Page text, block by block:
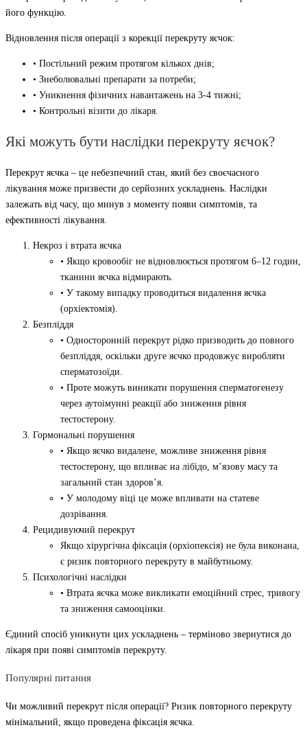
його функцію.
Відновлення після операції з корекції перекруту яєчок:
• Постільний режим протягом кількох днів;
• Знеболювальні препарати за потреби;
• Уникнення фізичних навантажень на 3-4 тижні;
• Контрольні візити до лікаря.
Які можуть бути наслідки перекруту яєчок?
Перекрут яєчка – це небезпечний стан, який без своєчасного
лікування може призвести до серйозних ускладнень. Наслідки
залежать від часу, що минув з моменту появи симптомів, та
ефективності лікування.
Некроз і втрата яєчка
• Якщо кровообіг не відновлюється протягом 6–12 годин,
тканини яєчка відмирають.
• У такому випадку проводиться видалення яєчка
(орхіектомія).
Безпліддя
• Односторонній перекрут рідко призводить до повного
безпліддя, оскільки друге яєчко продовжує виробляти
сперматозоїди.
• Проте можуть виникати порушення сперматогенезу
через аутоімунні реакції або зниження рівня
тестостерону.
Гормональні порушення
• Якщо яєчко видалене, можливе зниження рівня
тестостерону, що впливає на лібідо, м’язову масу та
загальний стан здоров’я.
• У молодому віці це може впливати на статеве
дозрівання.
Рецидивуючий перекрут
Якщо хірургічна фіксація (орхіопексія) не була виконана,
є ризик повторного перекруту в майбутньому.
Психологічні наслідки
• Втрата яєчка може викликати емоційний стрес, тривогу
та зниження самооцінки.
Єдиний спосіб уникнути цих ускладнень – терміново звернутися до
лікаря при появі симптомів перекруту.
Популярні питання
Чи можливий перекрут після операції? Ризик повторного перекруту
мінімальний, якщо проведена фіксація яєчка.